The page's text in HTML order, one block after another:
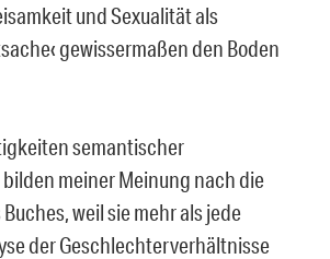
und Sexualität als
gewissermaßen den Boden
semantischer
meiner Meinung nach die
weil sie mehr als jede
der Geschlechterverhältnisse